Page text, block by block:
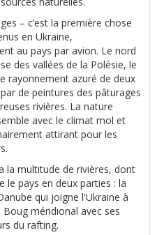
– c’est la première chose
en Ukraine,
au pays par avion. Le nord
des vallées de la Polésie, le
rayonnement azuré de deux
de peintures des pâturages
rivières. La nature
avec le climat mol et
attirant pour les
la multitude de rivières, dont
le pays en deux parties : la
qui joigne l'Ukraine à
méridional avec ses
du rafting.